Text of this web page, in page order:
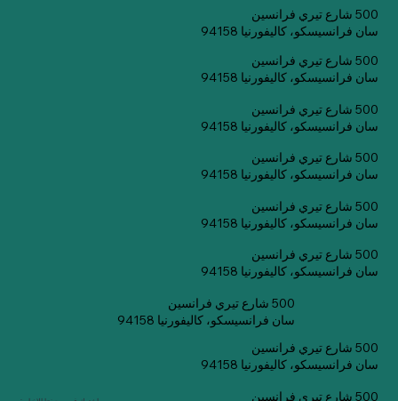
500 شارع تيري فرانسين
سان فرانسيسكو، كاليفورنيا 94158
500 شارع تيري فرانسين
سان فرانسيسكو، كاليفورنيا 94158
500 شارع تيري فرانسين
سان فرانسيسكو، كاليفورنيا 94158
500 شارع تيري فرانسين
سان فرانسيسكو، كاليفورنيا 94158
500 شارع تيري فرانسين
سان فرانسيسكو، كاليفورنيا 94158
500 شارع تيري فرانسين
سان فرانسيسكو، كاليفورنيا 94158
500 شارع تيري فرانسين
سان فرانسيسكو، كاليفورنيا 94158
500 شارع تيري فرانسين
سان فرانسيسكو، كاليفورنيا 94158
500 شارع تيري فرانسين